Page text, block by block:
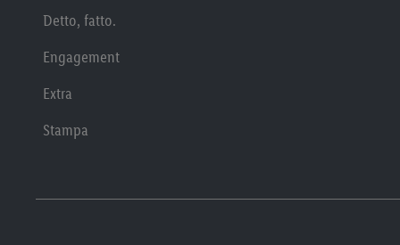
Detto, fatto.
Engagement
Extra
Stampa